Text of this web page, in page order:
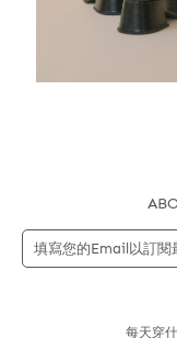
每天穿